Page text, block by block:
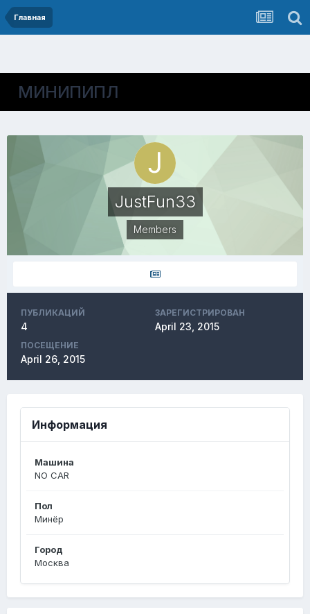
Главная
МИНИПИПЛ
JustFun33
Members
ПУБЛИКАЦИЙ
4
ЗАРЕГИСТРИРОВАН
April 23, 2015
ПОСЕЩЕНИЕ
April 26, 2015
Информация
Машина
NO CAR
Пол
Минёр
Город
Москва